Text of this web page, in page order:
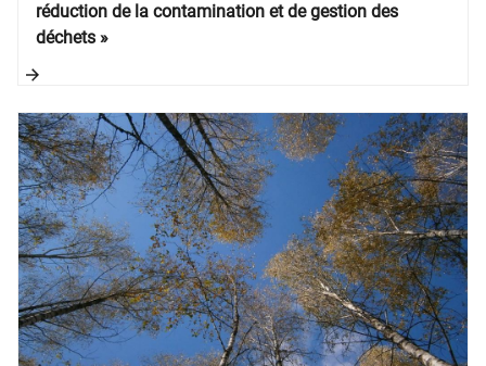
réduction de la contamination et de gestion des
déchets »